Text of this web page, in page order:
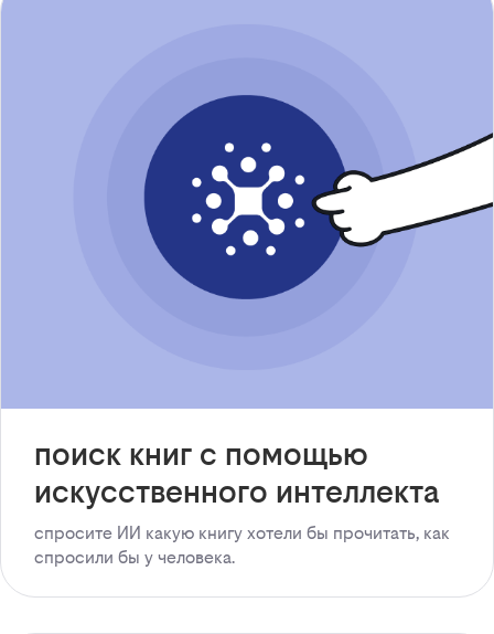
поиск книг с помощью
искусственного интеллекта
спросите ИИ какую книгу хотели бы прочитать, как
спросили бы у человека.